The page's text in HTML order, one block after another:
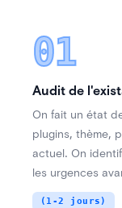
01
Audit de
On fait un état
plugins, thème,
actuel. On
les urgences
(1-2 jours)